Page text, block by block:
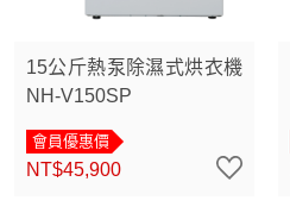
15公斤熱泵除濕式烘衣機
NH-V150SP
會員優惠價
NT$45,900